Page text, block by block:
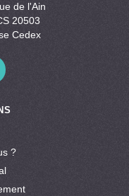
de l'Ain
20503
Cedex
?